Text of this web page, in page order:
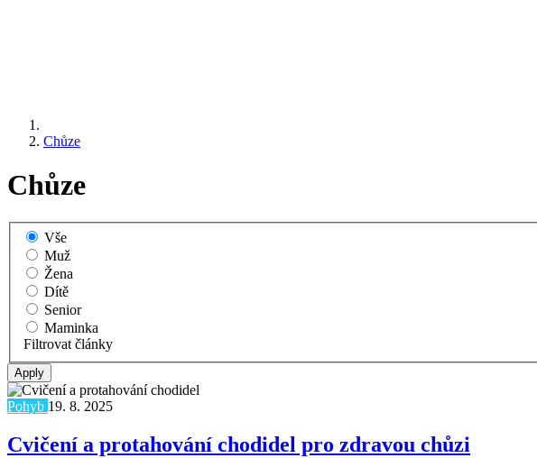
Chůze
Chůze
Vše
Muž
Žena
Dítě
Senior
Maminka
Filtrovat články
Pohyb 19. 8. 2025
Cvičení a protahování chodidel pro zdravou chůzi